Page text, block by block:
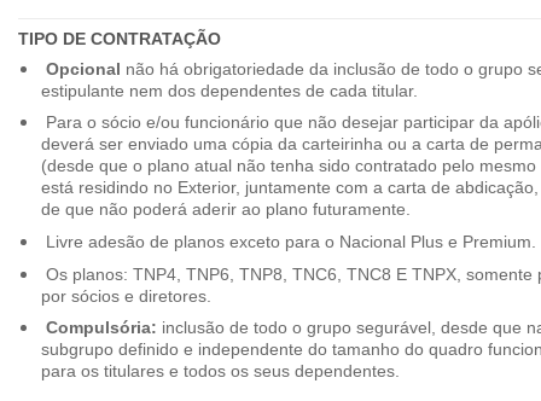
TIPO DE CONTRATAÇÃO
Opcional não há obrigatoriedade da inclusão de todo o grupo
estipulante nem dos dependentes de cada titular.
Para o sócio e/ou funcionário que não desejar participar da
deverá ser enviado uma cópia da carteirinha ou a carta de
(desde que o plano atual não tenha sido contratado pelo
está residindo no Exterior, juntamente com a carta de
de que não poderá aderir ao plano futuramente.
Livre adesão de planos exceto para o Nacional Plus e Premium.
Os planos: TNP4, TNP6, TNP8, TNC6, TNC8 E TNPX,
por sócios e diretores.
Compulsória: inclusão de todo o grupo segurável, desde que
subgrupo definido e independente do tamanho do quadro
para os titulares e todos os seus dependentes.